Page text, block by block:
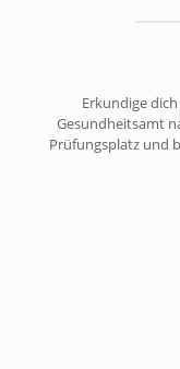
Erkundige
Gesundheitsamt
Prüfungsplatz und